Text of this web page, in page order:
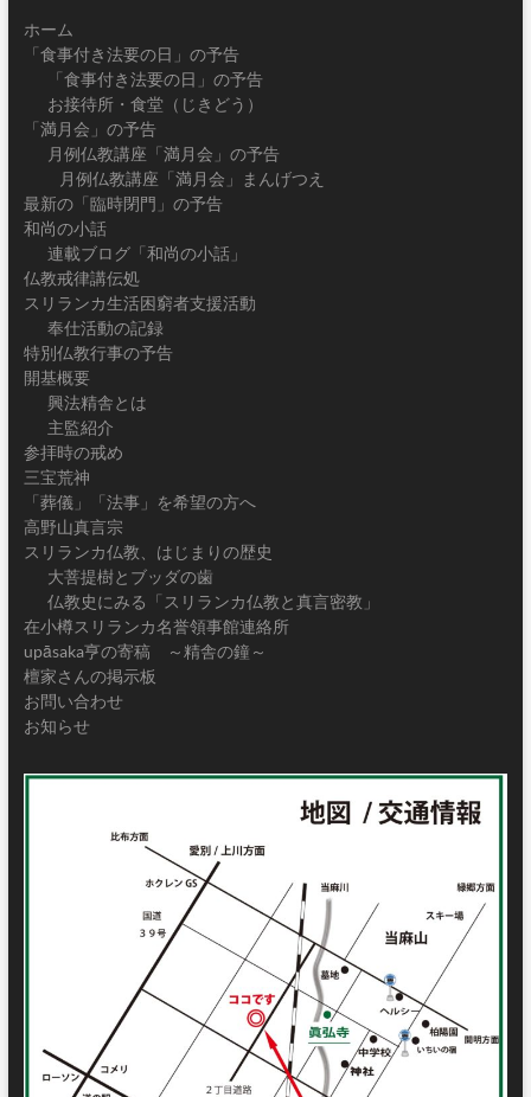
ホーム
「食事付き法要の日」の予告
「食事付き法要の日」の予告
お接待所・食堂（じきどう）
「満月会」の予告
月例仏教講座「満月会」の予告
月例仏教講座「満月会」まんげつえ
最新の「臨時閉門」の予告
和尚の小話
連載ブログ「和尚の小話」
仏教戒律講伝処
スリランカ生活困窮者支援活動
奉仕活動の記録
特別仏教行事の予告
開基概要
興法精舎とは
主監紹介
参拝時の戒め
三宝荒神
「葬儀」「法事」を希望の方へ
高野山真言宗
スリランカ仏教、はじまりの歴史
大菩提樹とブッダの歯
仏教史にみる「スリランカ仏教と真言密教」
在小樽スリランカ名誉領事館連絡所
upāsaka亨の寄稿 ～精舎の鐘～
檀家さんの掲示板
お問い合わせ
お知らせ